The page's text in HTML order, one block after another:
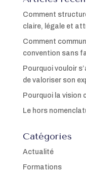
Comment
claire, légale et
Comment
convention sans
Pourquoi vouloir
de valoriser son
Pourquoi la vision
Le hors
Catégories
Actualité
Formations